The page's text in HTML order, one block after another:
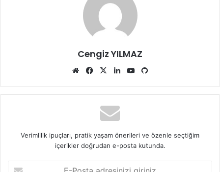
Cengiz YILMAZ
Web
Facebook
X LinkedInYouTube
Verimlilik ipuçları, pratik yaşam önerileri ve özenle seçtiğim
içerikler doğrudan e-posta kutunda.